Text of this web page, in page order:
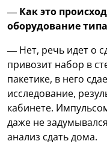
— Как это
оборудование
— Нет, речь идет о
привозит набор в
пакетике, в него
исследование,
кабинете.
даже не
анализ сдать дома.